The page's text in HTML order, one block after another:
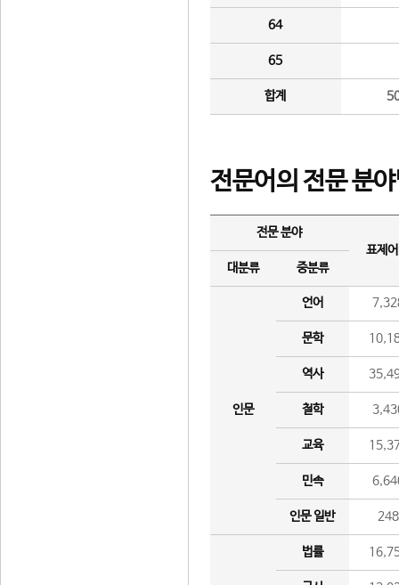
64
65
합계
전문어의 전문 분
전문 분야
표제
대분류
중분류
인문
언어
문학
역사
철학
교육
민속
인문 일반 248
법률